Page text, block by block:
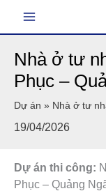
dungNhà ở tư
Phục –
Dự án » Nhà ở tư
19/04/2026
Dự án thi công:
Phục – Quảng